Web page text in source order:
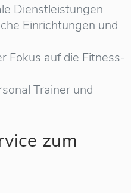
Dienstleistungen
Einrichtungen und
Fokus auf die Fitness-
Trainer und
zum